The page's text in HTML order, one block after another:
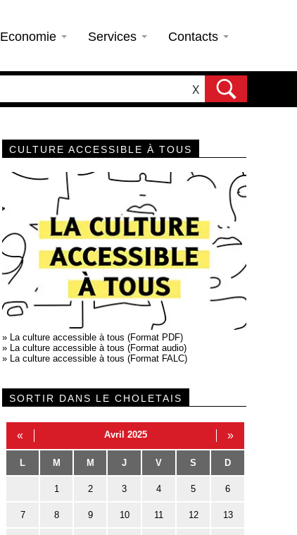
Economie Services Contacts
X
CULTURE ACCESSIBLE À TOUS
» La culture accessible à tous (Format PDF)
» La culture accessible à tous (Format audio)
» La culture accessible à tous (Format FALC)
SORTIR DANS LE CHOLETAIS
« Avril 2025 »
L M M J V S D
1 2 3 4 5 6
7 8 9 10 11 12 13